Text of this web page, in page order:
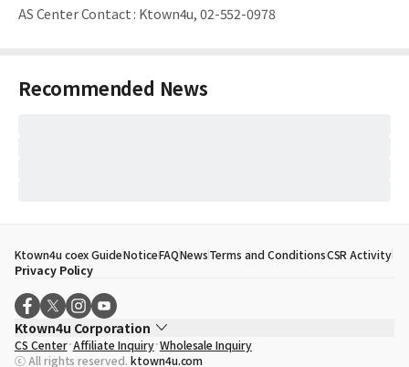
AS Center Contact: Ktown4u, 02-552-0978
Recommended News
Ktown4u coex GuideNoticeFAQNewsTerms and ConditionsCSR Activity
Privacy Policy
Ktown4u Corporation
CEO
Song Hyo Min
CS Center Affiliate Inquiry Wholesale Inquiry
ⓒ All rights reserved. ktown4u.com